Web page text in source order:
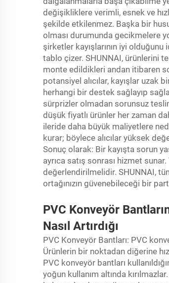
değişikliklere verimli, esnek ve
şekilde etkilenmez. Başka bir
olması durumunda gecikmelere
şirketler kayışlarının iyi
tablo çizer. SHUNNAI, ürünlerini
monte edildikleri andan itibaren
potansiyel alıcılar, kayışlar
herhangi bir destek sağlayıp
sürprizler olmadan sorunsuz
düşük fiyatlı ürünler her zaman
ileride daha büyük maliyetlere
kurar; böylece alıcılar yüksek
Sonuç olarak: Bir kayışta sorun
ayrıca satış sonrası hizmet
değerlendirilmelidir. SHUNNAI,
ortağınızın güvenebileceği bir
PVC Konveyör
Nasıl Artırdığı
PVC Konveyör Bantları: PVC
Ürünlerin bir noktadan diğerine
PVC konveyör bantları
yoğun kullanım altında